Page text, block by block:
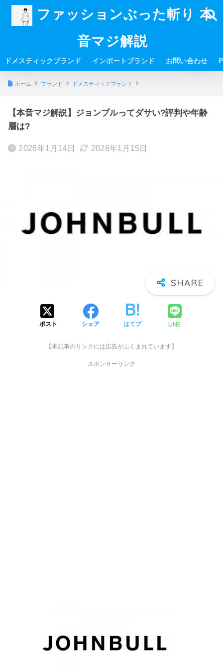
ファッションぶった斬り 本
音マジ解説
ドメスティックブランド インポートブランド お問い合わせ
ホーム ブランド ドメスティックブランド
【本音マジ解説】ジョンブルってダサい?評判や年齢
層は?
2026年1月14日 2026年1月15日
ポスト シェア はてブ LINE
【本記事のリンクには広告がふくまれています】
スポンサーリンク